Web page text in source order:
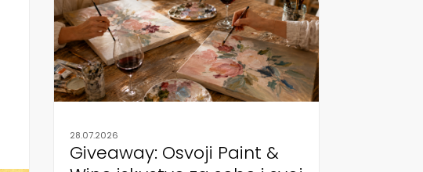
28.07.2026
Giveaway: Osvoji Paint &